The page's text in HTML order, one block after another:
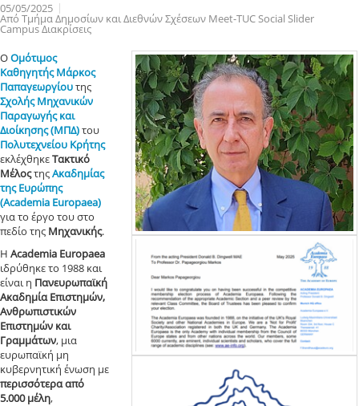
05/05/2025
Από Τμήμα Δημοσίων και Διεθνών Σχέσεων Meet-TUC Social Slider
Campus Διακρίσεις
ΟΟμότιμος
Καθηγητής Μάρκος
Παπαγεωργίουτης
Σχολής Μηχανικών
Παραγωγής και
Διοίκησης (ΜΠΔ)του
Πολυτεχνείου Κρήτης
εκλέχθηκεΤακτικό
ΜέλοςτηςΑκαδημίας
της Ευρώπης
(Academia Europaea)
για το έργο του στο
πεδίο της Μηχανικής.
Η Academia Europaea
ιδρύθηκε το 1988 και
είναι η Πανευρωπαϊκή
Ακαδημία Επιστημών,
Ανθρωπιστικών
Επιστημών και
Γραμμάτων, μια
ευρωπαϊκή μη
κυβερνητική ένωση με
περισσότερα από
5.000 μέλη,